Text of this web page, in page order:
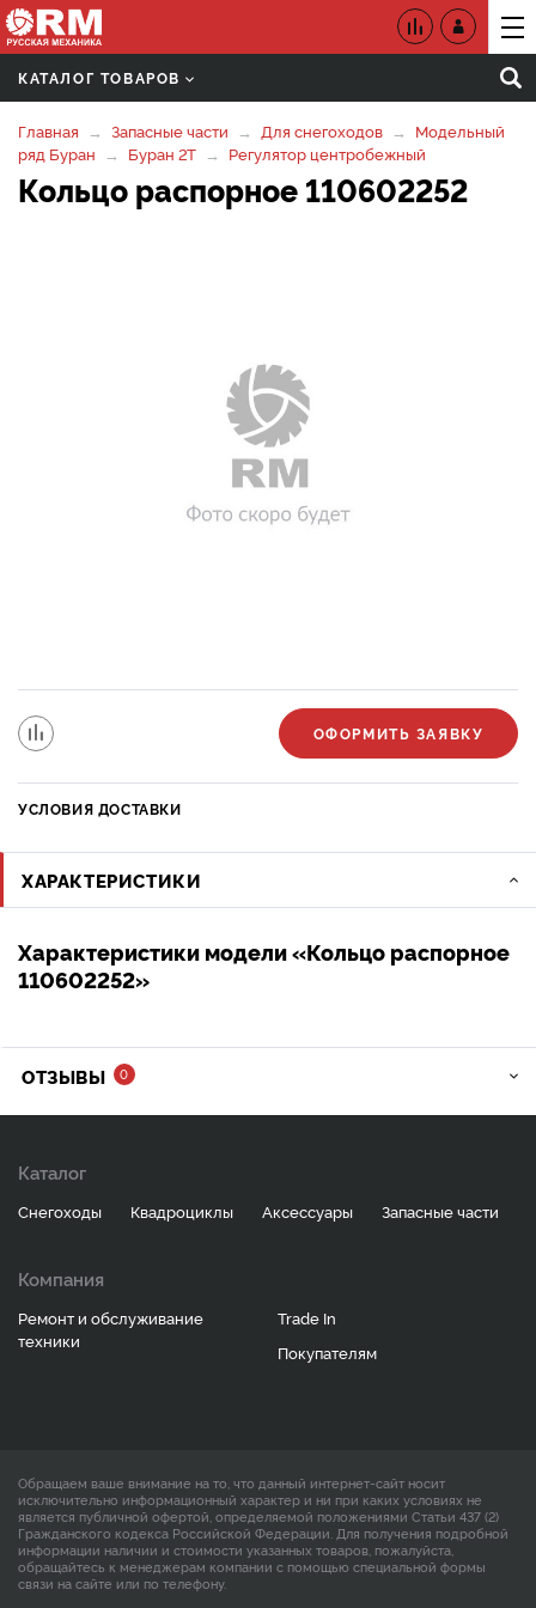
КАТАЛОГ ТОВАРОВ
Главная Запасные части Для снегоходов
Модельный
ряд Буран
Буран 2Т Регулятор центробежный
Кольцо распорное 110602252
ОФОРМИТЬ ЗАЯВКУ
УСЛОВИЯ ДОСТАВКИ
ХАРАКТЕРИСТИКИ
Характеристики модели «Кольцо распорное
110602252»
ОТЗЫВЫ 0
Каталог
Снегоходы Квадроциклы Аксессуары Запасные части
Компания
Ремонт и обслуживание
техники
Trade In
Покупателям
Обращаем ваше внимание на то, что данный интернет-сайт носит
исключительно информационный характер и ни при каких условиях не
является публичной офертой, определяемой положениями Статьи 437 (2)
Гражданского кодекса Российской Федерации. Для получения подробной
информации наличии и стоимости указанных товаров, пожалуйста,
обращайтесь к менеджерам компании с помощью специальной формы
связи на сайте или по телефону.